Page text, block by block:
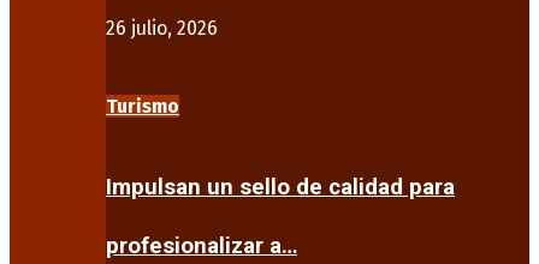
26 julio, 2026
Turismo
Impulsan un sello de calidad para
profesionalizar a…